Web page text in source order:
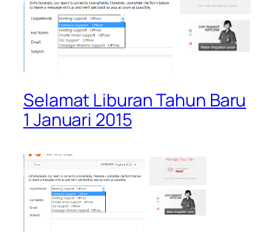
Selamat Liburan Tahun Baru
1 Januari 2015